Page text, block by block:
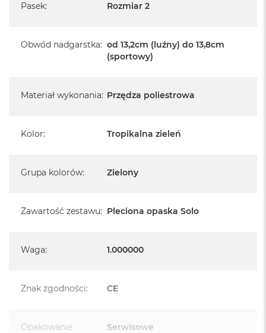
Pasek: Rozmiar 2
Obwód nadgarstka: od 13,2cm (luźny) do 13,8cm
(sportowy)
Materiał wykonania: Przędza poliestrowa
Kolor: Tropikalna zieleń
Grupa kolorów: Zielony
Zawartość zestawu: Pleciona opaska Solo
Waga: 1.000000
Znak zgodności: CE
Opakowanie
Serwisowe